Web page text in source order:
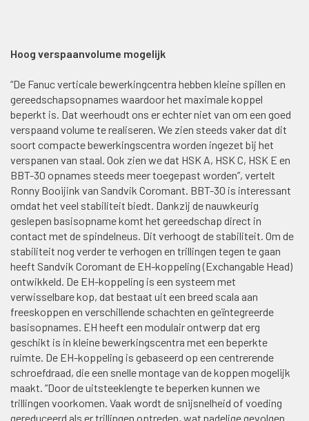
Hoog verspaanvolume mogelijk
“De Fanuc verticale bewerkingcentra hebben kleine spillen en
gereedschapsopnames waardoor het maximale koppel
beperkt is. Dat weerhoudt ons er echter niet van om een goed
verspaand volume te realiseren. We zien steeds vaker dat dit
soort compacte bewerkingscentra worden ingezet bij het
verspanen van staal. Ook zien we dat HSK A, HSK C, HSK E en
BBT-30 opnames steeds meer toegepast worden”, vertelt
Ronny Booijink van Sandvik Coromant. BBT-30 is interessant
omdat het veel stabiliteit biedt. Dankzij de nauwkeurig
geslepen basisopname komt het gereedschap direct in
contact met de spindelneus. Dit verhoogt de stabiliteit. Om de
stabiliteit nog verder te verhogen en trillingen tegen te gaan
heeft Sandvik Coromant de EH-koppeling (Exchangable Head)
ontwikkeld. De EH-koppeling is een systeem met
verwisselbare kop, dat bestaat uit een breed scala aan
freeskoppen en verschillende schachten en geïntegreerde
basisopnames. EH heeft een modulair ontwerp dat erg
geschikt is in kleine bewerkingscentra met een beperkte
ruimte. De EH-koppeling is gebaseerd op een centrerende
schroefdraad, die een snelle montage van de koppen mogelijk
maakt. “Door de uitsteeklengte te beperken kunnen we
trillingen voorkomen. Vaak wordt de snijsnelheid of voeding
gereduceerd als er trillingen optreden, wat nadelige gevolgen